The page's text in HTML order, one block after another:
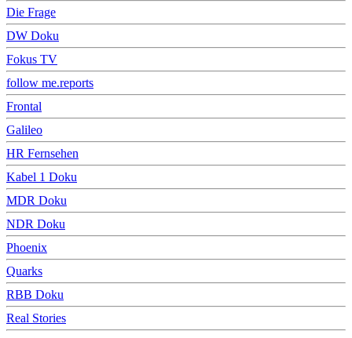
Die Frage
DW Doku
Fokus TV
follow me.reports
Frontal
Galileo
HR Fernsehen
Kabel 1 Doku
MDR Doku
NDR Doku
Phoenix
Quarks
RBB Doku
Real Stories